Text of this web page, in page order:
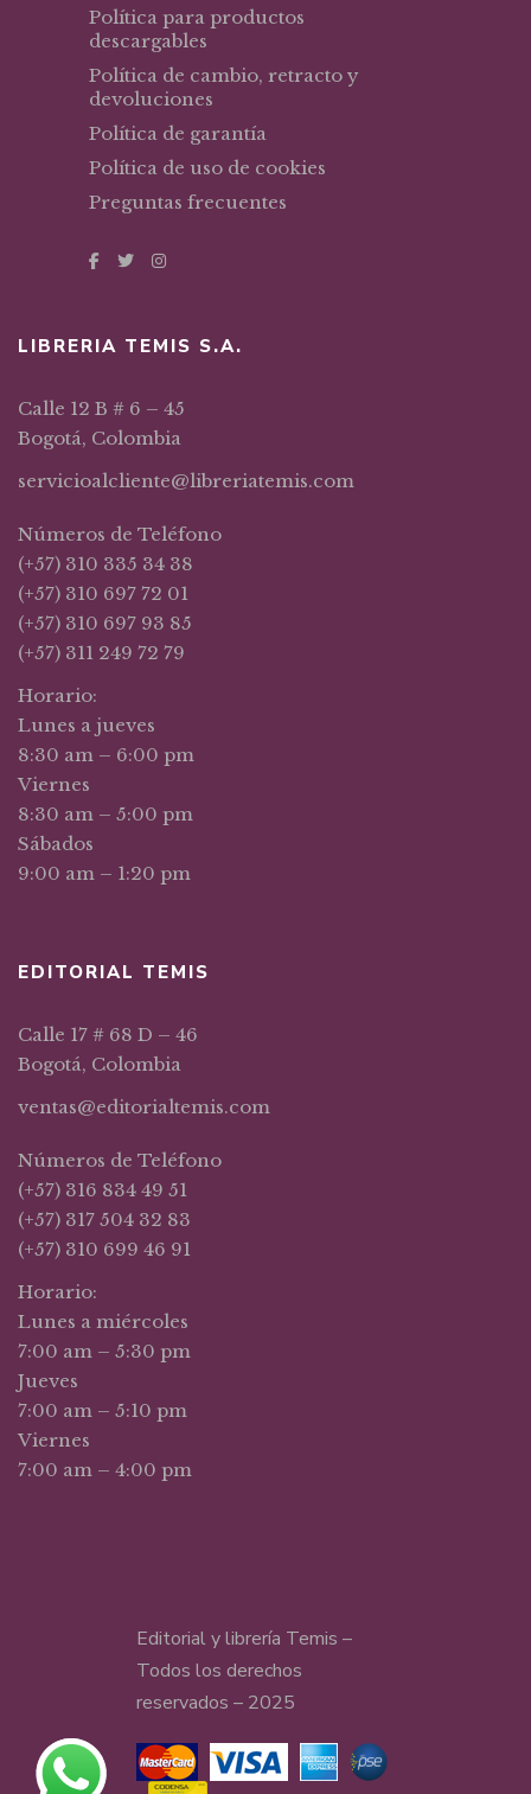
Política para productos
descargables
Política de cambio, retracto y
devoluciones
Política de garantía
Política de uso de cookies
Preguntas frecuentes
LIBRERIA TEMIS S.A.
Calle 12 B # 6 – 45
Bogotá, Colombia
servicioalcliente@libreriatemis.com
Números de Teléfono
(+57) 310 335 34 38
(+57) 310 697 72 01
(+57) 310 697 93 85
(+57) 311 249 72 79
Horario:
Lunes a jueves
8:30 am – 6:00 pm
Viernes
8:30 am – 5:00 pm
Sábados
9:00 am – 1:20 pm
EDITORIAL TEMIS
Calle 17 # 68 D – 46
Bogotá, Colombia
ventas@editorialtemis.com
Números de Teléfono
(+57) 316 834 49 51
(+57) 317 504 32 83
(+57) 310 699 46 91
Horario:
Lunes a miércoles
7:00 am – 5:30 pm
Jueves
7:00 am – 5:10 pm
Viernes
7:00 am – 4:00 pm
Editorial y librería Temis –
Todos los derechos
reservados – 2025